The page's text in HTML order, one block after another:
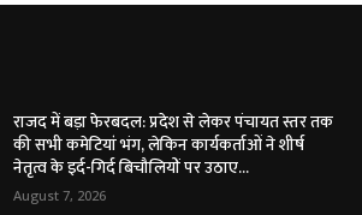
राजद में बड़ा फेरबदल: प्रदेश से लेकर पंचायत स्तर तक
की सभी कमेटियां भंग, लेकिन कार्यकर्ताओं ने शीर्ष
नेतृत्व के इर्द-गिर्द बिचौलियों पर उठाए...
August 7, 2026